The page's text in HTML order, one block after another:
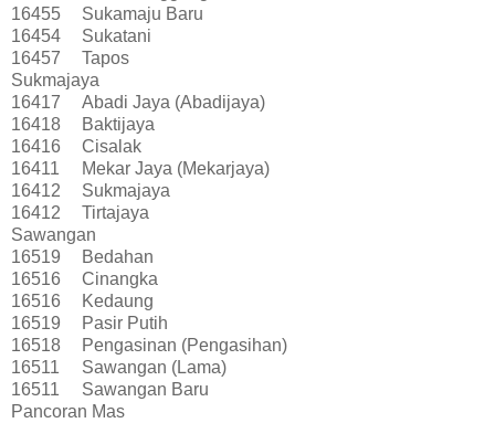
16455
Sukamaju Baru
16454
Sukatani
16457
Tapos
Sukmajaya
16417
Abadi Jaya (Abadijaya)
16418
Baktijaya
16416
Cisalak
16411
Mekar Jaya (Mekarjaya)
16412
Sukmajaya
16412
Tirtajaya
Sawangan
16519
Bedahan
16516
Cinangka
16516
Kedaung
16519
Pasir Putih
16518
Pengasinan (Pengasihan)
16511
Sawangan (Lama)
16511
Sawangan Baru
Pancoran Mas